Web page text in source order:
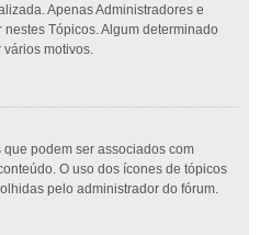
Apenas Administradores e
Tópicos. Algum determinado
motivos.
podem ser associados com
O uso dos ícones de tópicos
pelo administrador do fórum.